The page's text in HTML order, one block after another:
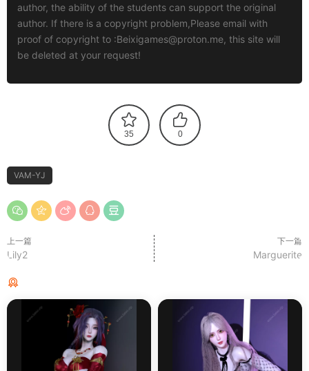
author, the ability of the students can support the original
author. If there is a copyright problem,Please email with
proof of copyright to :Beixigames@proton.me, this site will
be deleted at your request!
35 0
VAM-YJ
上一篇
Lily2
下一篇
Marguerite